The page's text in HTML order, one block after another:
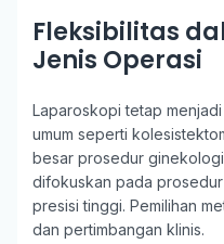
Fleksibilitas
Jenis Operasi
Laparoskopi tetap
umum seperti
besar prosedur
difokuskan pada
presisi tinggi. Pemilihan
dan pertimbangan klinis.